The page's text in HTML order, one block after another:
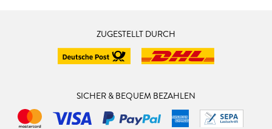
ZUGESTELLT DURCH
SICHER & BEQUEM BEZAHLEN